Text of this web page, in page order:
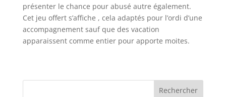
présenter le chance pour abusé autre également.
Cet jeu offert s’affiche , cela adaptés pour l’ordi d’une
accompagnement sauf que des vacation
apparaissent comme entier pour apporte moites.